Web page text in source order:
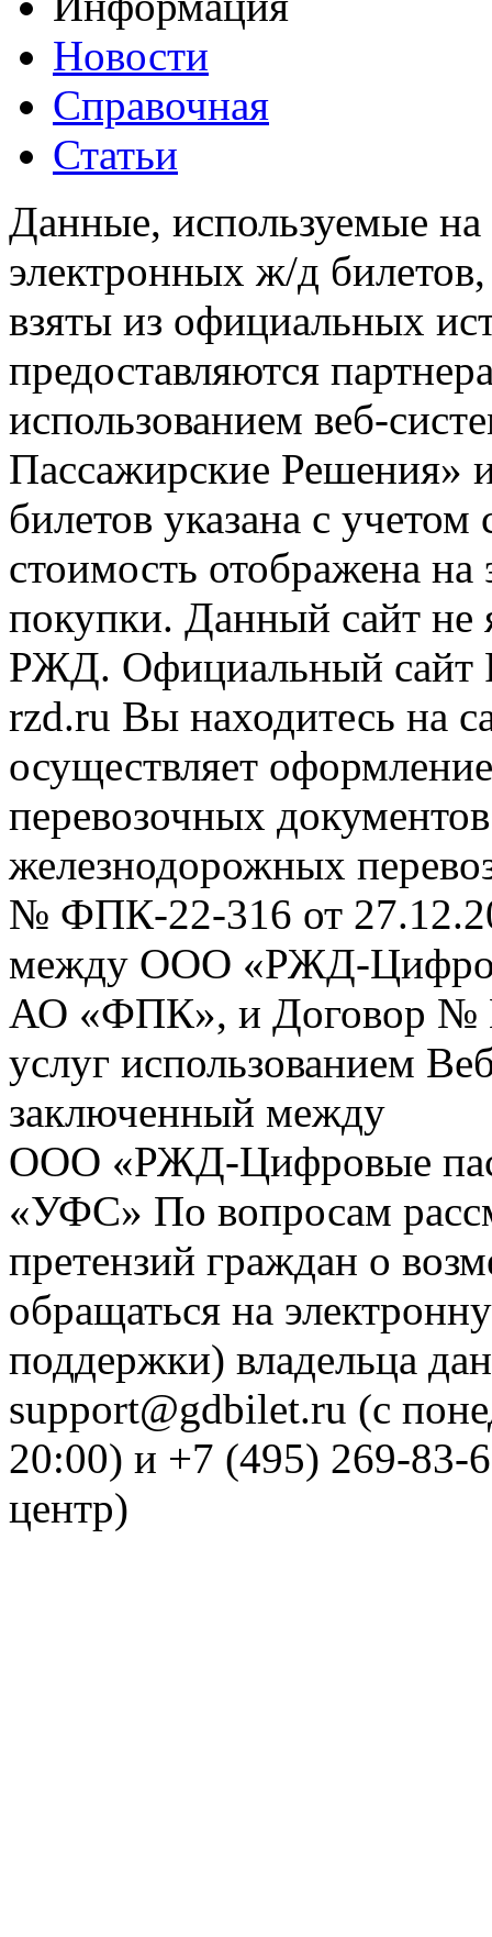
Новости
Справочная
Статьи
Данные, используемые на
электронных ж/д
взяты из официальных
предоставляются
использованием веб-
Пассажирские
билетов указана с
стоимость отображена
покупки. Данный сайт не
РЖД. Официальный сайт
rzd.ru Вы находитесь на
осуществляет
перевозочных
железнодорожных
№ ФПК-22-316 от
между ООО «РЖД-
АО «ФПК», и Договор №
услуг использованием
заключенный между
ООО «РЖД-Цифровые
«УФС» По вопросам
претензий граждан о
обращаться на
поддержки) владельца
support@gdbilet.ru (с
20:00) и +7 (495) 269-83-
центр)